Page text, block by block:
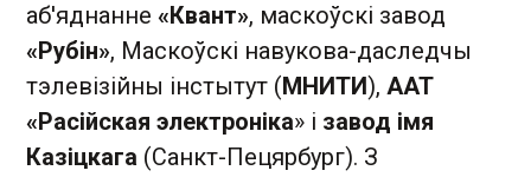
аб'яднанне «Квант», маскоўскі завод
«Рубін», Маскоўскі навукова-даследчы
тэлевізійны інстытут (МНИТИ), ААТ
«Расійская электроніка» і завод імя
Казіцкага (Санкт-Пецярбург). З